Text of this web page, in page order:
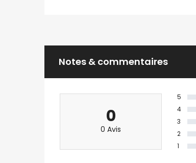
Notes & commentaires
0
0 Avis
5
4
3
2
1